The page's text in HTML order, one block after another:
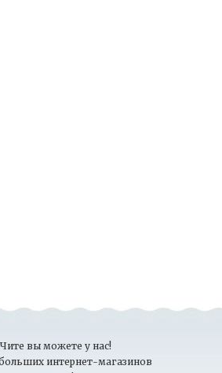
вы можете у нас!
интернет-магазинов